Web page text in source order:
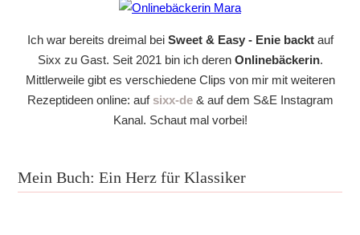
Ich war bereits dreimal bei Sweet & Easy - Enie backtauf
Sixx zu Gast. Seit 2021 bin ich deren Onlinebäckerin.
Mittlerweile gibt es verschiedene Clips von mir mit weiteren
Rezeptideen online: auf sixx-de& auf dem S&E Instagram
Kanal. Schaut mal vorbei!
Mein Buch: Ein Herz für Klassiker